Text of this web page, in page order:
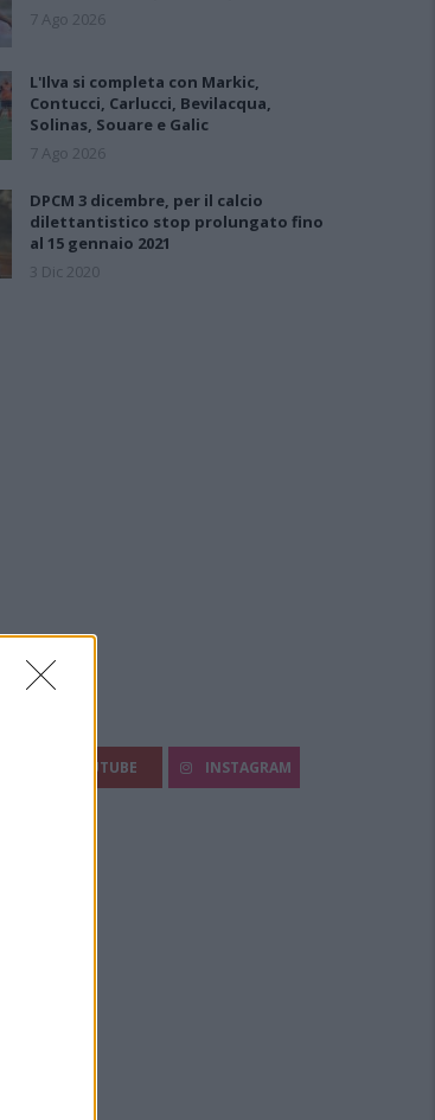
7 Ago 2026
L'Ilva si completa con Markic,
Contucci, Carlucci, Bevilacqua,
Solinas, Souare e Galic
7 Ago 2026
DPCM 3 dicembre, per il calcio
dilettantistico stop prolungato fino
al 15 gennaio 2021
3 Dic 2020
YOUTUBE INSTAGRAM